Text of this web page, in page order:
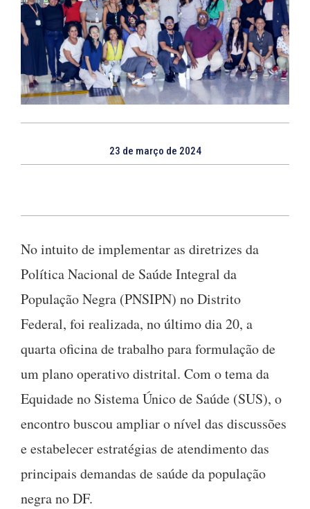
23 de março de 2024
No intuito de implementar as diretrizes da
Política Nacional de Saúde Integral da
População Negra (PNSIPN) no Distrito
Federal, foi realizada, no último dia 20, a
quarta oficina de trabalho para formulação de
um plano operativo distrital. Com o tema da
Equidade no Sistema Único de Saúde (SUS), o
encontro buscou ampliar o nível das discussões
e estabelecer estratégias de atendimento das
principais demandas de saúde da população
negra no DF.